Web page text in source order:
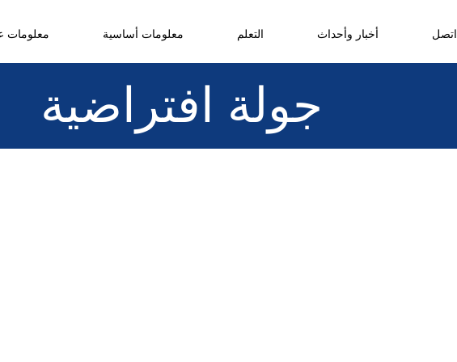
معلومات معلومات أساسية التعلم أخبار وأحداث اتصل
جولة افتراضية